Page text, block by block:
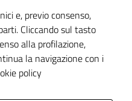
e, previo consenso,
Cliccando sul tasto
alla profilazione,
la navigazione con i
policy
disabilitati.
Questi cookie
non raccolgono
informazioni
personali.